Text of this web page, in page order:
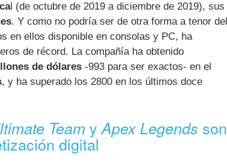
l (de octubre de 2019 a diciembre de 2019), sus
. Y como no podría ser de otra forma a tenor del
en ellos disponible en consolas y PC, ha
de récord. La compañía ha obtenido
de dólares -993 para ser exactos- en el
, y ha superado los 2800 en los últimos doce
TeamyApex Legends son
digital